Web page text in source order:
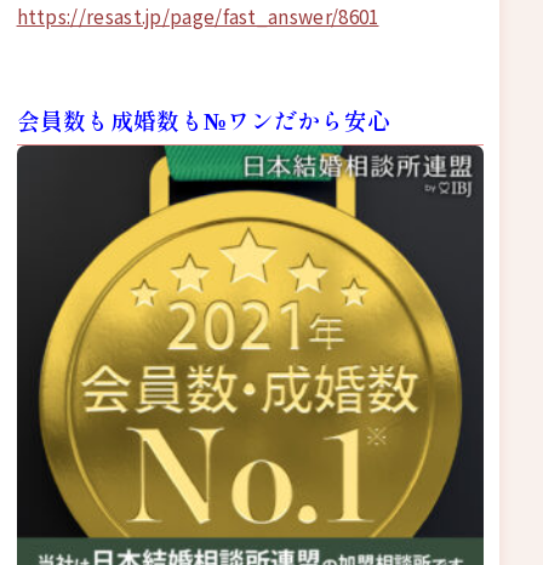
https://resast.jp/page/fast_answer/8601
会員数も成婚数も№ワンだから安心